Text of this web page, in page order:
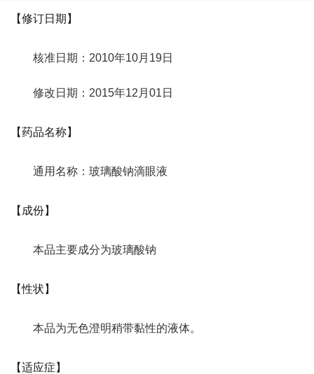
【修订日期】
核准日期：2010年10月19日
修改日期：2015年12月01日
【药品名称】
通用名称：玻璃酸钠滴眼液
【成份】
本品主要成分为玻璃酸钠
【性状】
本品为无色澄明稍带黏性的液体。
【适应症】